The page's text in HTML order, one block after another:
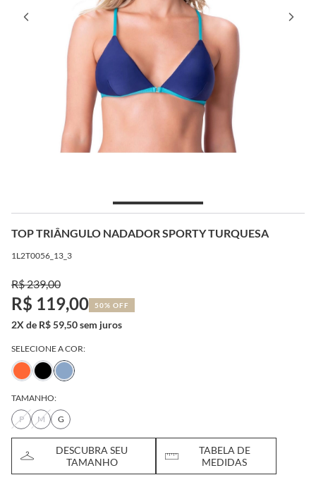
TOP TRIÂNGULO NADADOR SPORTY TURQUESA
1L2T0056_13_3
R$ 239,00
R$ 119,00 50% OFF
2X de R$ 59,50 sem juros
SELECIONE A COR:
TAMANHO:
P
M G
DESCUBRA SEU
TAMANHO
TABELA DE
MEDIDAS